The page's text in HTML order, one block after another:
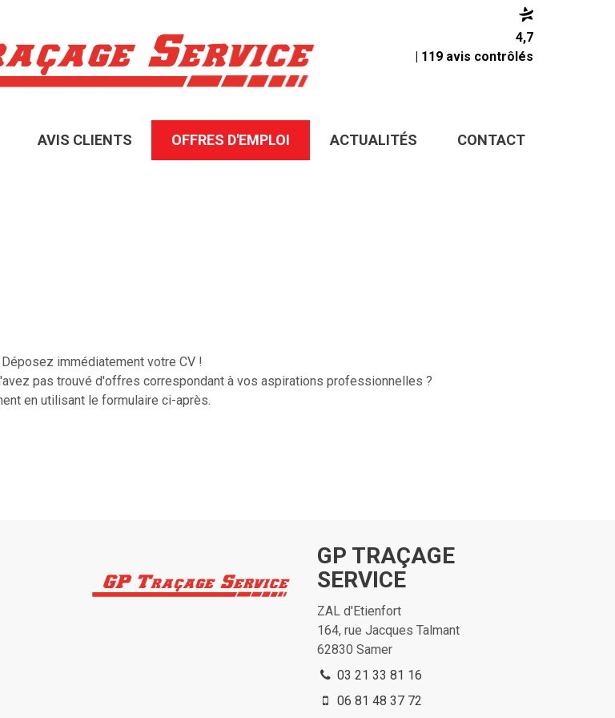
4,7
| 119 avis contrôlés
AVIS CLIENTS OFFRES D'EMPLOI ACTUALITÉS CONTACT
immédiatement votre CV !
pas trouvé d'offres correspondant à vos aspirations professionnelles ?
en utilisant le formulaire ci-après.
GP TRAÇAGE
SERVICE
ZAL d'Etienfort
164, rue Jacques Talmant
62830 Samer
03 21 33 81 16
06 81 48 37 72